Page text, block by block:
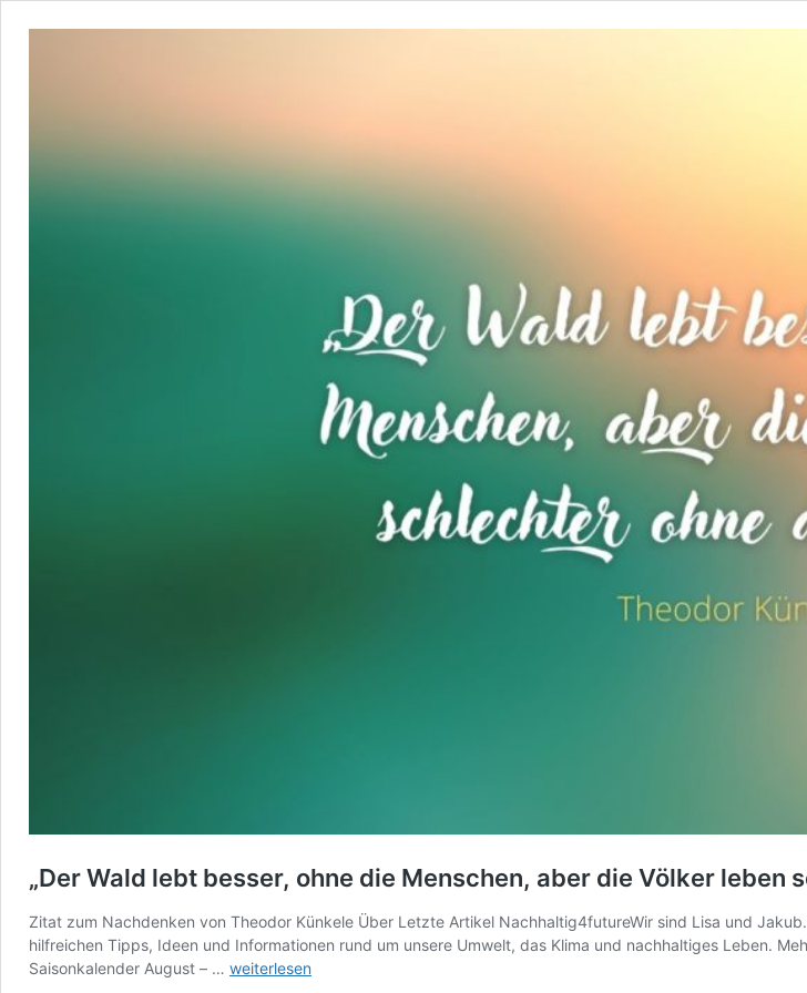
„Der Wald lebt besser, ohne die Menschen, aber die Völker leben
Zitat zum Nachdenken von Theodor Künkele Über Letzte Artikel Nachhaltig4futureWir sind Lisa und
hilfreichen Tipps, Ideen und Informationen rund um unsere Umwelt, das Klima und nachhaltiges Leben.
Saisonkalender August – … „Der
weiterlesen